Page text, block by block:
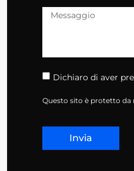
Dichiaro di aver
Questo sito è protetto da
Invia